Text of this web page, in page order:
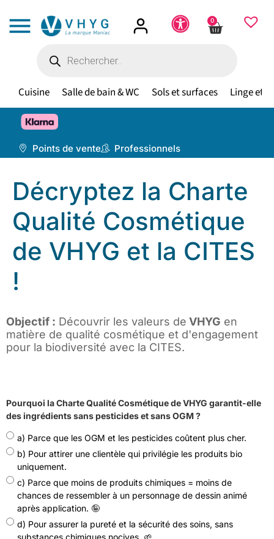
0
Cuisine Salle de bain & WC Sols et surfaces Linge et
Points de vente Professionnels
Décryptez la Charte
Qualité Cosmétique
de VHYG et la CITES
!
Objectif : Découvrir les valeurs de VHYG en
matière de qualité cosmétique et d'engagement
pour la biodiversité avec la CITES.
Pourquoi la Charte Qualité Cosmétique de VHYG garantit-elle
des ingrédients sans pesticides et sans OGM ?
a) Parce que les OGM et les pesticides coûtent plus cher.
b) Pour attirer une clientèle qui privilégie les produits bio
uniquement.
c) Parce que moins de produits chimiques = moins de
chances de ressembler à un personnage de dessin animé
après application. 🤪
d) Pour assurer la pureté et la sécurité des soins, sans
substances chimiques nocives. 🌱